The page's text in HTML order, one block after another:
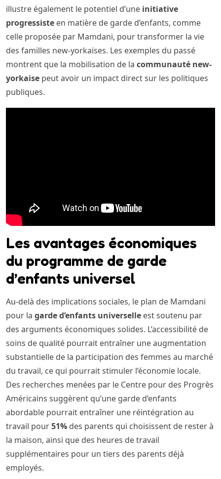
illustre également le potentiel d’une initiative
progressiste en matière de garde d’enfants, comme
celle proposée par Mamdani, pour transformer la vie
des familles new-yorkaises. Les exemples du passé
montrent que la mobilisation de la communauté new-
yorkaise peut avoir un impact direct sur les politiques
publiques.
Les avantages économiques
du programme de garde
d’enfants universel
Au-delà des implications sociales, le plan de Mamdani
pour la garde d’enfants universelle est soutenu par
des arguments économiques solides. L’accessibilité de
soins de qualité pourrait entraîner une augmentation
substantielle de la participation des femmes au marché
du travail, ce qui pourrait stimuler l’économie locale.
Des recherches menées par le Centre pour des Progrès
Américains suggèrent qu’une garde d’enfants
abordable pourrait entraîner une réintégration au
travail pour51% des parents qui choisissent de rester à
la maison, ainsi que des heures de travail
supplémentaires pour un tiers des parents déjà
employés.